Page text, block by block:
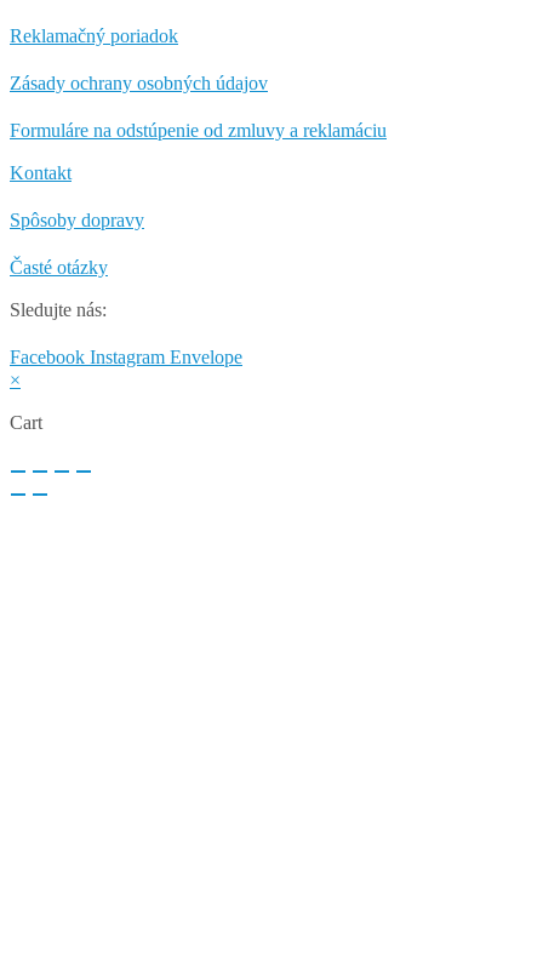
Reklamačný poriadok
Zásady ochrany osobných údajov
Formuláre na odstúpenie od zmluvy a reklamáciu
Kontakt
Spôsoby dopravy
Časté otázky
Sledujte nás:
Facebook Instagram Envelope
×
Cart